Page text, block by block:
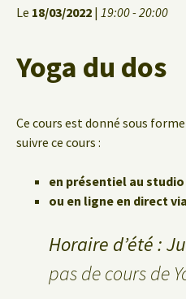
Le 18/03/2022 | 19:00 - 20:00
Yoga du dos
Ce cours est donné sous forme
suivre ce cours :
en présentiel au studio
ou en ligne en direct
Horaire d’été :
pas de cours de